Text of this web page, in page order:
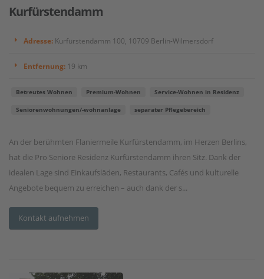
Kurfürstendamm
Adresse: Kurfürstendamm 100, 10709 Berlin-Wilmersdorf
Entfernung: 19 km
Betreutes Wohnen Premium-Wohnen Service-Wohnen in Residenz
Seniorenwohnungen/-wohnanlage separater Pflegebereich
An der berühmten Flaniermeile Kurfürstendamm, im Herzen Berlins,
hat die Pro Seniore Residenz Kurfürstendamm ihren Sitz. Dank der
idealen Lage sind Einkaufsläden, Restaurants, Cafés und kulturelle
Angebote bequem zu erreichen – auch dank der s...
Kontakt aufnehmen